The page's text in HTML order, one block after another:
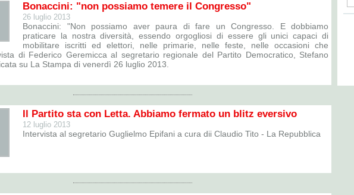
Bonaccini: "non possiamo temere il Congresso"
26 luglio 2013
Bonaccini: "Non possiamo aver paura di fare un Congresso. E dobbiamo
praticare la nostra diversità, essendo orgogliosi di essere gli unici capaci di
mobilitare iscritti ed elettori, nelle primarie, nelle feste, nelle occasioni che
di Federico Geremicca al segretario regionale del Partito Democratico, Stefano
su La Stampa di venerdì 26 luglio 2013.
Il Partito sta con Letta. Abbiamo fermato un blitz eversivo
12 luglio 2013
Intervista al segretario Guglielmo Epifani a cura dii Claudio Tito - La Repubblica